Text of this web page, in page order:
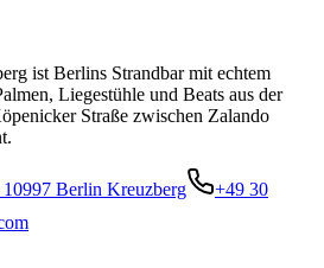
ist Berlins Strandbar mit echtem
Liegestühle und Beats aus der
Straße zwischen Zalando
Berlin Kreuzberg
+49 30